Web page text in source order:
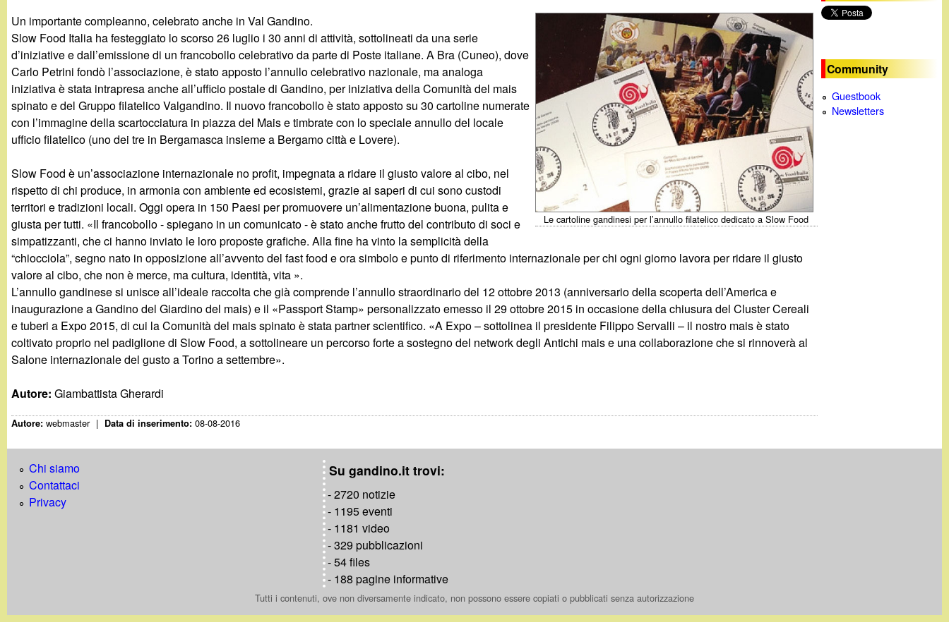
g
a
n
d
i
n
o
.
i
t
c
a
Le cartoline gandinesi per l’annullo filatelico dedicato a Slow Food
Un importante compleanno, celebrato anche in Val Gandino.
Slow Food Italia ha festeggiato lo scorso 26 luglio i 30 anni di attività, sottolineati da una serie
d’iniziative e dall’emissione di un francobollo celebrativo da parte di Poste italiane. A Bra (Cuneo), dove
Carlo Petrini fondò l’associazione, è stato apposto l’annullo celebrativo nazionale, ma analoga
iniziativa è stata intrapresa anche all’ufficio postale di Gandino, per iniziativa della Comunità del mais
spinato e del Gruppo filatelico Valgandino. Il nuovo francobollo è stato apposto su 30 cartoline numerate
con l’immagine della scartocciatura in piazza del Mais e timbrate con lo speciale annullo del locale
ufficio filatelico (uno dei tre in Bergamasca insieme a Bergamo città e Lovere).
Slow Food è un’associazione internazionale no profit, impegnata a ridare il giusto valore al cibo, nel
rispetto di chi produce, in armonia con ambiente ed ecosistemi, grazie ai saperi di cui sono custodi
territori e tradizioni locali. Oggi opera in 150 Paesi per promuovere un’alimentazione buona, pulita e
giusta per tutti. «Il francobollo - spiegano in un comunicato - è stato anche frutto del contributo di soci e
simpatizzanti, che ci hanno inviato le loro proposte grafiche. Alla fine ha vinto la semplicità della
“chiocciola”, segno nato in opposizione all’avvento del fast food e ora simbolo e punto di riferimento internazionale per chi ogni giorno lavora per ridare il giusto
valore al cibo, che non è merce, ma cultura, identità, vita ».
L’annullo gandinese si unisce all’ideale raccolta che già comprende l’annullo straordinario del 12 ottobre 2013 (anniversario della scoperta dell’America e
inaugurazione a Gandino del Giardino del mais) e il «Passport Stamp» personalizzato emesso il 29 ottobre 2015 in occasione della chiusura del Cluster Cereali
e tuberi a Expo 2015, di cui la Comunità del mais spinato è stata partner scientifico. «A Expo – sottolinea il presidente Filippo Servalli – il nostro mais è stato
coltivato proprio nel padiglione di Slow Food, a sottolineare un percorso forte a sostegno del network degli Antichi mais e una collaborazione che si rinnoverà al
Salone internazionale del gusto a Torino a settembre».
Autore:Giambattista Gherardi
Autore:webmaster | Data di inserimento:08-08-2016
Community
Guestbook
Newsletters
Chi siamo
Contattaci
Privacy
Su gandino.it trovi:
- 2720 notizie
- 1195 eventi
- 1181 video
- 329 pubblicazioni
- 54 files
- 188 pagine informative
Tutti i contenuti, ove non diversamente indicato, non possono essere copiati o pubblicati senza autorizzazione